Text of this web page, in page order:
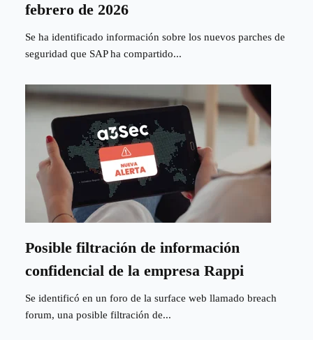
febrero de 2026
Se ha identificado información sobre los nuevos parches de
seguridad que SAP ha compartido...
Posible filtración de información
confidencial de la empresa Rappi
Se identificó en un foro de la surface web llamado breach
forum, una posible filtración de...